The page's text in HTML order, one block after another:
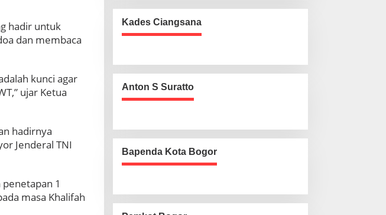
hadir untuk
dan membaca
kunci agar
ujar Ketua
hadirnya
Jenderal TNI
1
masa Khalifah
Kades Ciangsana
Anton S Suratto
Bapenda Kota Bogor